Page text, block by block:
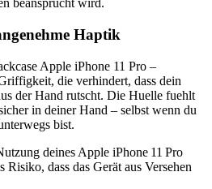
beansprucht wird.
Haptik
Apple iPhone 11 Pro –
die verhindert, dass dein
der Hand rutscht. Die Huelle fuehlt
in deiner Hand – selbst wenn du
bist.
deines Apple iPhone 11 Pro
Risiko, dass das Gerät aus Versehen